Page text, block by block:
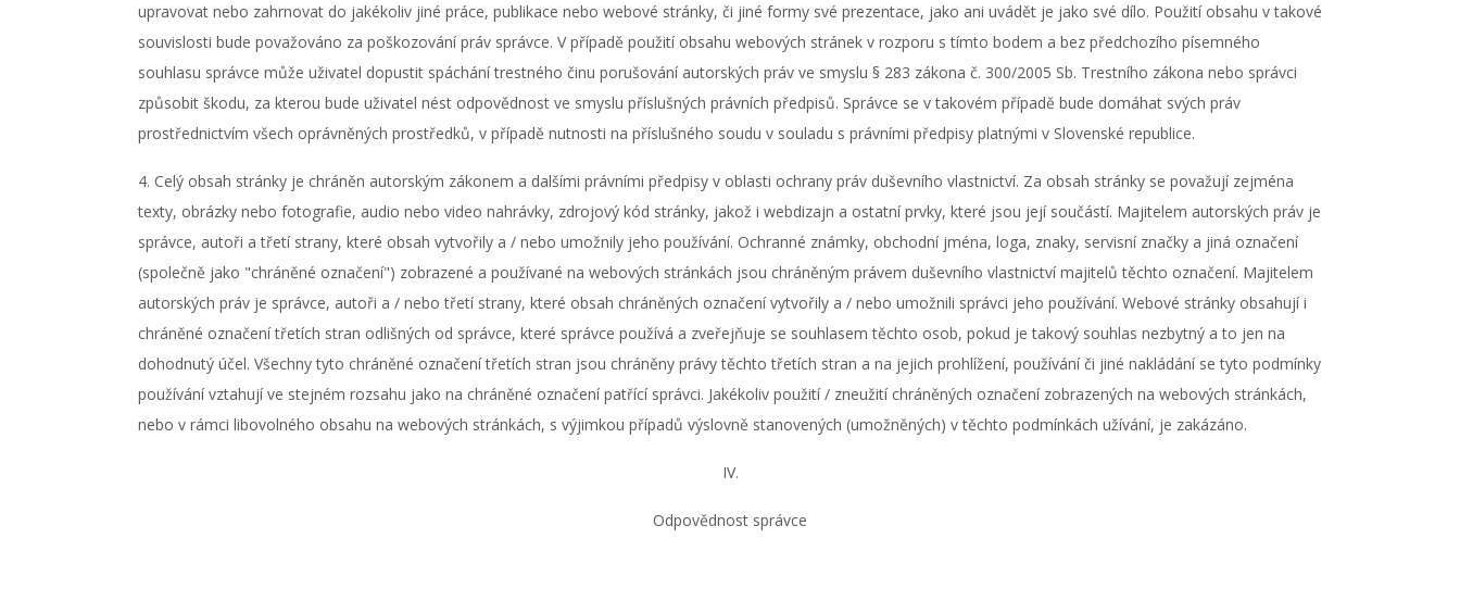
upravovat nebo zahrnovat do jakékoliv jiné práce, publikace nebo webové stránky, či jiné formy své prezentace, jako ani uvádět je jako své dílo. Použití obsahu v takové
souvislosti bude považováno za poškozování práv správce. V případě použití obsahu webových stránek v rozporu s tímto bodem a bez předchozího písemného
souhlasu správce může uživatel dopustit spáchání trestného činu porušování autorských práv ve smyslu § 283 zákona č. 300/2005 Sb. Trestního zákona nebo správci
způsobit škodu, za kterou bude uživatel nést odpovědnost ve smyslu příslušných právních předpisů. Správce se v takovém případě bude domáhat svých práv
prostřednictvím všech oprávněných prostředků, v případě nutnosti na příslušného soudu v souladu s právními předpisy platnými v Slovenské republice.
4. Celý obsah stránky je chráněn autorským zákonem a dalšími právními předpisy v oblasti ochrany práv duševního vlastnictví. Za obsah stránky se považují zejména
texty, obrázky nebo fotografie, audio nebo video nahrávky, zdrojový kód stránky, jakož i webdizajn a ostatní prvky, které jsou její součástí. Majitelem autorských práv je
správce, autoři a třetí strany, které obsah vytvořily a / nebo umožnily jeho používání. Ochranné známky, obchodní jména, loga, znaky, servisní značky a jiná označení
(společně jako "chráněné označení") zobrazené a používané na webových stránkách jsou chráněným právem duševního vlastnictví majitelů těchto označení. Majitelem
autorských práv je správce, autoři a / nebo třetí strany, které obsah chráněných označení vytvořily a / nebo umožnili správci jeho používání. Webové stránky obsahují i ​​
chráněné označení třetích stran odlišných od správce, které správce používá a zveřejňuje se souhlasem těchto osob, pokud je takový souhlas nezbytný a to jen na
dohodnutý účel. Všechny tyto chráněné označení třetích stran jsou chráněny právy těchto třetích stran a na jejich prohlížení, používání či jiné nakládání se tyto podmínky
používání vztahují ve stejném rozsahu jako na chráněné označení patřící správci. Jakékoliv použití / zneužití chráněných označení zobrazených na webových stránkách,
nebo v rámci libovolného obsahu na webových stránkách, s výjimkou případů výslovně stanovených (umožněných) v těchto podmínkách užívání, je zakázáno.
IV.
Odpovědnost správce